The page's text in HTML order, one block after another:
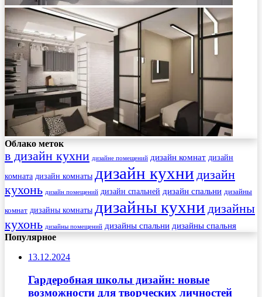
Облако меток
в дизайн кухни дизайне помещений дизайн комнат дизайн
комната дизайн комнаты дизайн кухни дизайн
кухонь дизайн помещений дизайн спальней дизайн спальни дизайны
комнат дизайны комнаты дизайны кухни дизайны
кухонь дизайны помещений дизайны спальни дизайны спальня
Популярное
13.12.2024
Гардеробная школы дизайн: новые
возможности для творческих личностей